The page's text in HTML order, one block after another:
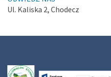
Ul. Kaliska 2, Chodecz